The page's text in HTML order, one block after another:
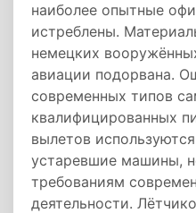
наиболее опытные
истреблены.
немецких
авиации подорвана.
современных типов
квалифицированных
вылетов
устаревшие машины,
требованиям
деятельности.